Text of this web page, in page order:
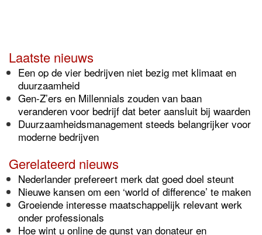
Laatste nieuws
Een op de vier bedrijven niet bezig met klimaat en
duurzaamheid
Gen-Z’ers en Millennials zouden van baan
veranderen voor bedrijf dat beter aansluit bij waarden
Duurzaamheidsmanagement steeds belangrijker voor
moderne bedrijven
Gerelateerd nieuws
Nederlander prefereert merk dat goed doel steunt
Nieuwe kansen om een ‘world of difference’ te maken
Groeiende interesse maatschappelijk relevant werk
onder professionals
Hoe wint u online de gunst van donateur en